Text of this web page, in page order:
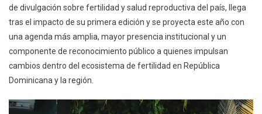
de divulgación sobre fertilidad y salud reproductiva del país, llega
tras el impacto de su primera edición y se proyecta este año con
una agenda más amplia, mayor presencia institucional y un
componente de reconocimiento público a quienes impulsan
cambios dentro del ecosistema de fertilidad en República
Dominicana y la región.